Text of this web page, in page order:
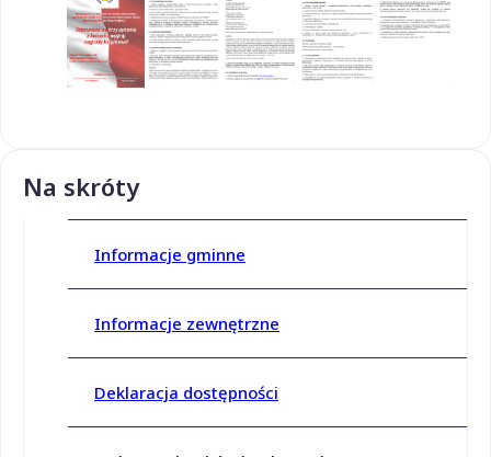
Na skróty
Informacje gminne
Informacje zewnętrzne
Deklaracja dostępności